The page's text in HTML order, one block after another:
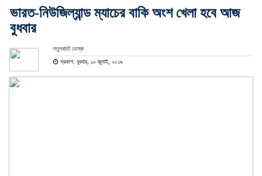
ভারত-নিউজিল্যান্ড ম্যাচের বাকি অংশ খেলা হবে আজ
বুধবার
নতুনবার্তা ডেস্ক
প্রকাশ: বুধবার, ১০ জুলাই, ২০১৯